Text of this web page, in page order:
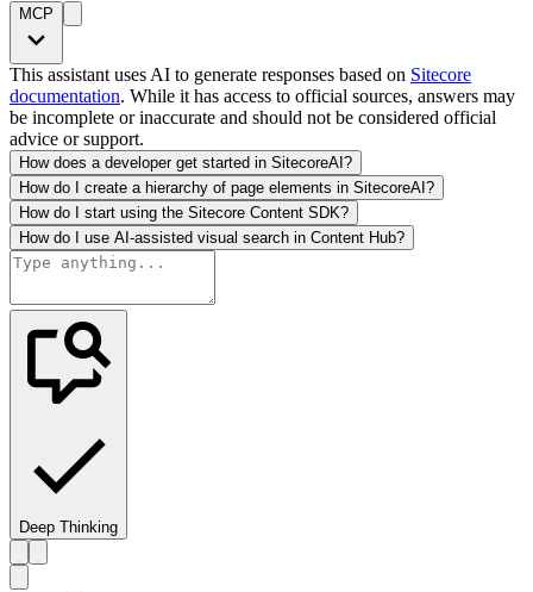
MCP
This assistant uses AI to generate responses based on Sitecore
documentation. While it has access to official sources, answers may
be incomplete or inaccurate and should not be considered official
advice or support.
How does a developer get started in SitecoreAI?
How do I create a hierarchy of page elements in SitecoreAI?
How do I start using the Sitecore Content SDK?
How do I use AI-assisted visual search in Content Hub?
Deep Thinking